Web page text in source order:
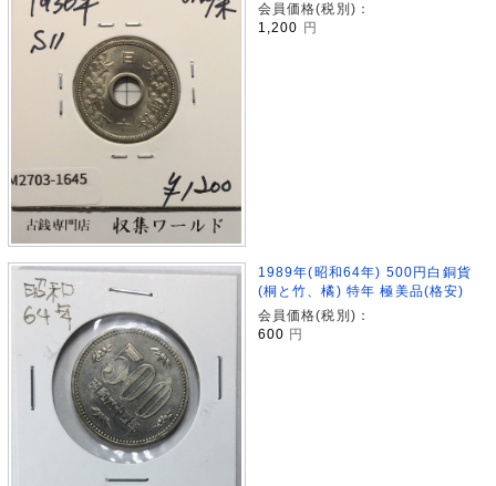
会員価格(税別)：
1,200
円
1989年(昭和64年) 500円白銅貨
(桐と竹、橘) 特年 極美品(格安)
会員価格(税別)：
600 円